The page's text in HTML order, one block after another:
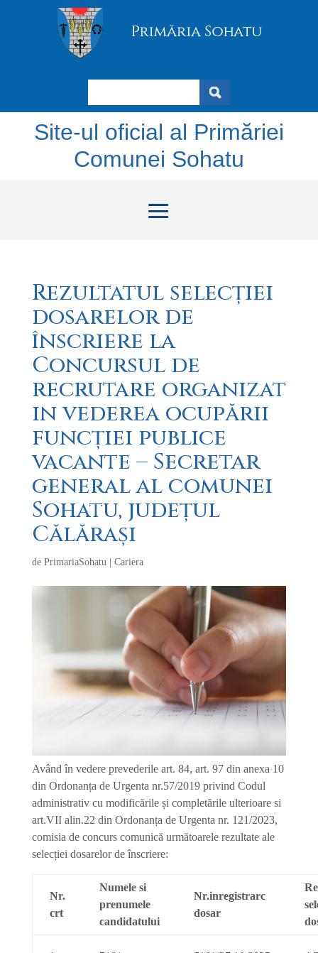
Site-ul oficial al Primăriei
Comunei Sohatu
Rezultatul selecției
dosarelor de
înscriere la
Concursul de
recrutare organizat
in vederea ocupării
funcției publice
vacante – Secretar
general al comunei
Sohatu, județul
Călărași
de PrimariaSohatu| Cariera
Având în vedere prevederile art. 84, art. 97 din anexa 10
din Ordonanța de Urgenta nr.57/2019 privind Codul
administrativ cu modificările și completările ulterioare si
art.VII alin.22 din Ordonanța de Urgenta nr. 121/2023,
comisia de concurs comunică următoarele rezultate ale
selecției dosarelor de înscriere:
Nr.
crt
Numele si
prenumele
candidatului
Nr.inregistrarc
dosar